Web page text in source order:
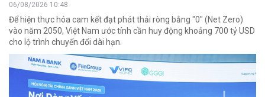
06/08/2026 10:48
Để hiện thực hóa cam kết đạt phát thải ròng bằng "0" (Net Zero)
vào năm 2050, Việt Nam ước tính cần huy động khoảng 700 tỷ USD
cho lộ trình chuyển đổi dài hạn.